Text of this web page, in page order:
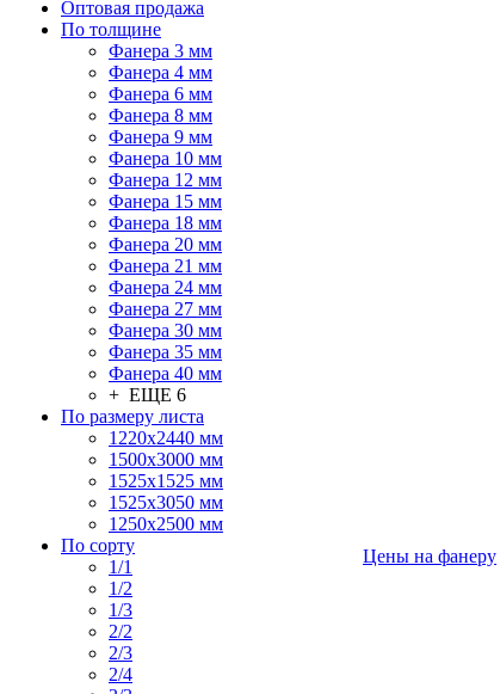
Оптовая продажа
По толщине
Фанера 3 мм
Фанера 4 мм
Фанера 6 мм
Фанера 8 мм
Фанера 9 мм
Фанера 10 мм
Фанера 12 мм
Фанера 15 мм
Фанера 18 мм
Фанера 20 мм
Фанера 21 мм
Фанера 24 мм
Фанера 27 мм
Фанера 30 мм
Фанера 35 мм
Фанера 40 мм
+ ЕЩЕ 6
По размеру листа
1220х2440 мм
1500х3000 мм
1525x1525 мм
1525х3050 мм
1250х2500 мм
По сорту
1/1
1/2
1/3
2/2
2/3
2/4
Цены на фанеру